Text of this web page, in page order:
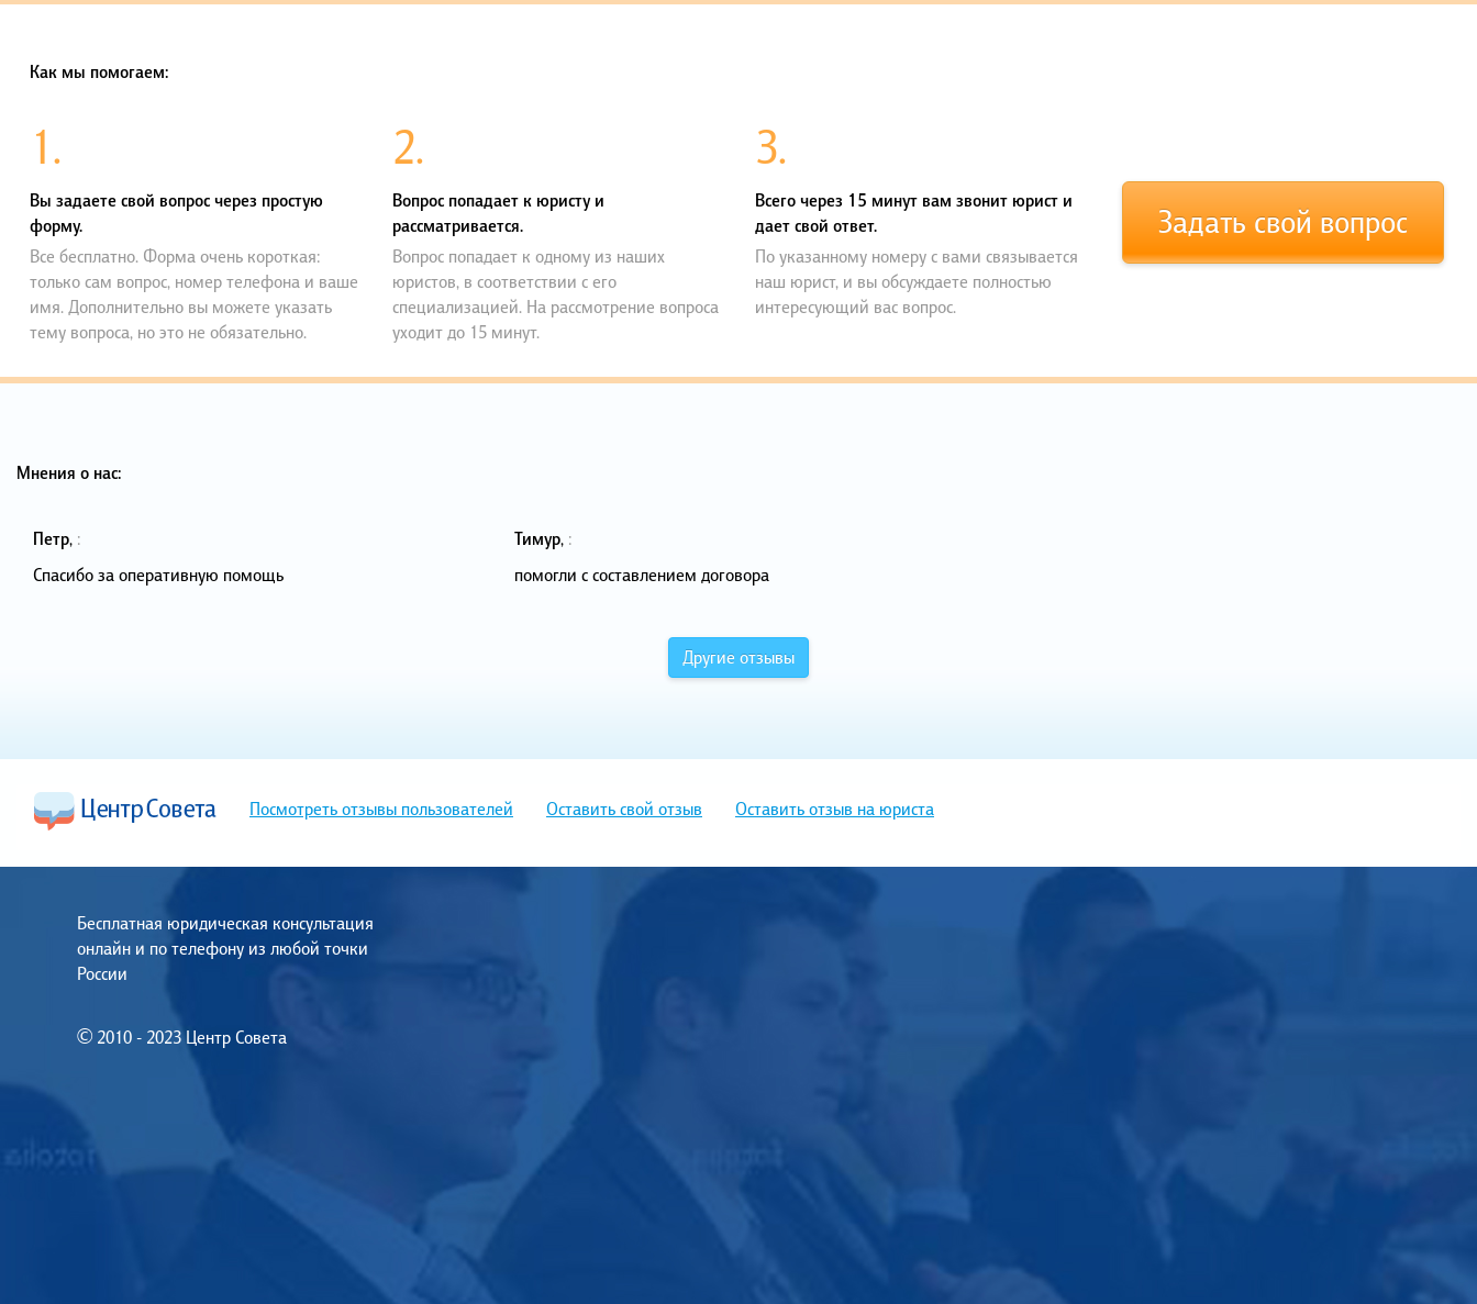
Как мы помогаем:
1.
Вы задаете свой вопрос через простую
форму.
Все бесплатно. Форма очень короткая:
только сам вопрос, номер телефона и ваше
имя. Дополнительно вы можете указать
тему вопроса, но это не обязательно.
2.
Вопрос попадает к юристу и
рассматривается.
Вопрос попадает к одному из наших
юристов, в соответствии с его
специализацией. На рассмотрение вопроса
уходит до 15 минут.
3.
Всего через 15 минут вам звонит юрист и
дает свой ответ.
По указанному номеру с вами связывается
наш юрист, и вы обсуждаете полностью
интересующий вас вопрос.
Задать свой вопрос
Мнения о нас:
Петр, :
Спасибо за оперативную помощь
Тимур, :
помогли с составлением договора
Другие отзывы
Посмотреть отзывы пользователей Оставить свой отзыв Оставить отзыв на юриста
Бесплатная юридическая консультация
онлайн и по телефону из любой точки
России
© 2010 - 2023 Центр Совета